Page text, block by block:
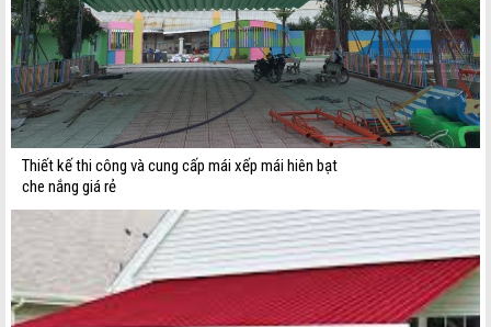
Thiết kế thi công và cung cấp mái xếp mái hiên bạt
che nắng giá rẻ